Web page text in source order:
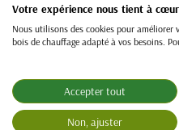
1/4 de palette
1/2 palette 480kg (48
VL (PTAC
Votre expérience nous tient à cœur
Nous utilisons des cookies pour améliorer
bois de chauffage adapté à vos besoins.
Accepter tout
Non, ajuster